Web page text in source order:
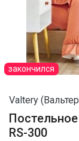
закончился
Valtery
RS-300